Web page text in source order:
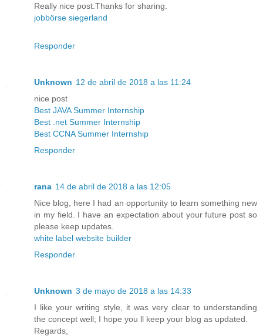
Really nice post.Thanks for sharing.
jobbörse siegerland
Responder
Unknown 12 de abril de 2018 a las 11:24
nice post
Best JAVA Summer Internship
Best .net Summer Internship
Best CCNA Summer Internship
Responder
rana 14 de abril de 2018 a las 12:05
Nice blog, here I had an opportunity to learn something new
in my field. I have an expectation about your future post so
please keep updates.
white label website builder
Responder
Unknown 3 de mayo de 2018 a las 14:33
I like your writing style, it was very clear to understanding
the concept well; I hope you ll keep your blog as updated.
Regards,